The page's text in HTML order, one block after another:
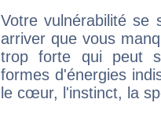
Votre vulnérabilité se
arriver que vous
trop forte qui peut
formes d'énergies
le cœur, l'instinct, la